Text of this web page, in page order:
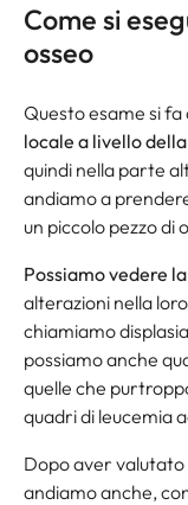
Come si
osseo
Questo esame si
locale a livello
quindi nella parte
andiamo a
un piccolo pezzo di
Possiamo vedere
alterazioni nella
chiamiamo
possiamo anche
quelle che
quadri di leucemia
Dopo aver valutato
andiamo anche,